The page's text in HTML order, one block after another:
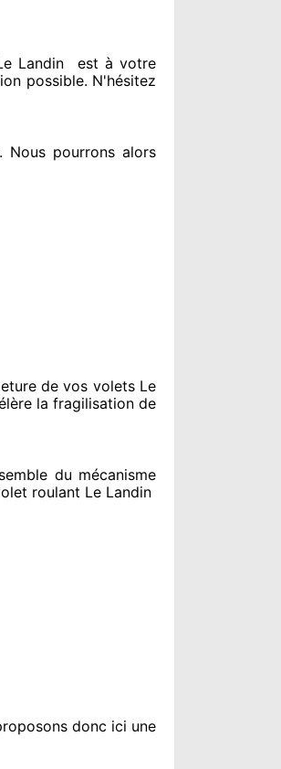
Landin est à votre
possible. N'hésitez
. Nous pourrons alors
de vos volets Le
la fragilisation de
du mécanisme
roulant Le Landin
donc ici une